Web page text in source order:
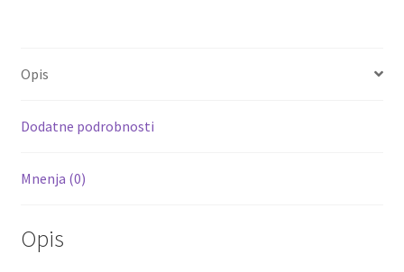
k
Opis
Dodatne podrobnosti
Mnenja (0)
Opis